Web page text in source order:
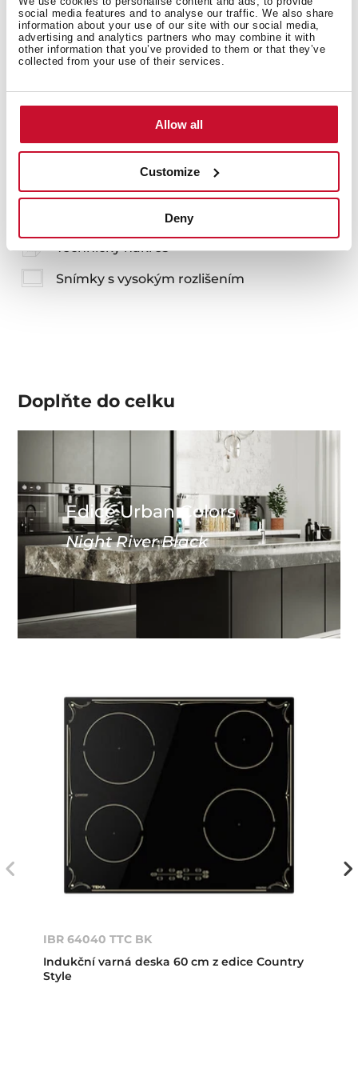
social media features and to analyse our traffic. We also share
information about your use of our site with our social media,
advertising and analytics partners who may combine it with
other information that you’ve provided to them or that they’ve
collected from your use of their services.
Allow all
Customize
Deny
Technický nákres
Snímky s vysokým rozlišením
Doplňte docelku
Edice Urban Colors
Night River Black
IBR 64040 TTC BK
Indukční varná deska 60 cm z edice Country
Style